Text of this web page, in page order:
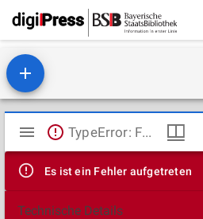
Mirador
Viewer
TypeError: Failed to fetch
Es ist ein Fehler aufgetreten
Technische Details